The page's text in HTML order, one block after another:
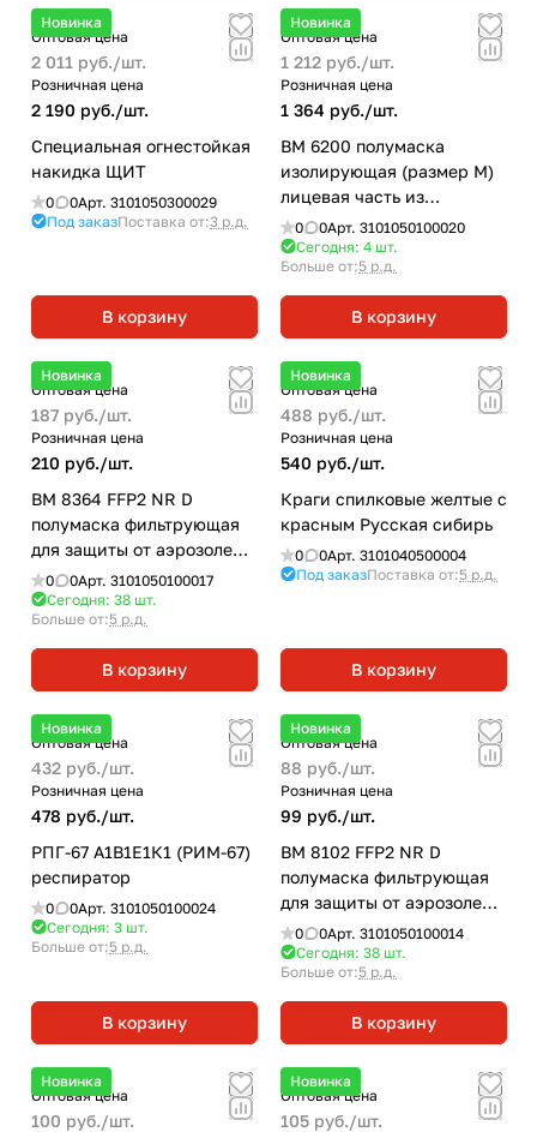
Новинка
Оптовая цена
2 011 руб./шт.
Розничная цена
2 190 руб./шт.
Специальная огнестойкая
накидка ЩИТ
0 0Арт. 3101050300029
Под заказПоставка от:3 р.д.
В корзину
Новинка
Оптовая цена
1 212 руб./шт.
Розничная цена
1 364 руб./шт.
ВМ 6200 полумаска
изолирующая (размер M)
лицевая часть из
эластомера
0 0Арт. 3101050100020
Сегодня: 4 шт.
Больше от:5 р.д.
В корзину
Новинка
Оптовая цена
187 руб./шт.
Розничная цена
210 руб./шт.
ВМ 8364 FFP2 NR D
полумаска фильтрующая
для защиты от аэрозолей
и органических паров
чашеобразная с клапаном
выдоха
0 0Арт. 3101050100017
Сегодня: 38 шт.
Больше от:5 р.д.
В корзину
Новинка
Оптовая цена
488 руб./шт.
Розничная цена
540 руб./шт.
Краги спилковые желтые с
красным Русская сибирь
0 0Арт. 3101040500004
Под заказПоставка от:5 р.д.
В корзину
Новинка
Оптовая цена
432 руб./шт.
Розничная цена
478 руб./шт.
РПГ-67 А1В1Е1К1 (РИМ-67)
респиратор
0 0Арт. 3101050100024
Сегодня: 3 шт.
Больше от:5 р.д.
В корзину
Новинка
Оптовая цена
88 руб./шт.
Розничная цена
99 руб./шт.
ВМ 8102 FFP2 NR D
полумаска фильтрующая
для защиты от аэрозолей
чашеобразная без клапана
выдоха
0 0Арт. 3101050100014
Сегодня: 38 шт.
Больше от:5 р.д.
В корзину
Новинка
Оптовая цена
100 руб./шт.
Новинка
Оптовая цена
105 руб./шт.